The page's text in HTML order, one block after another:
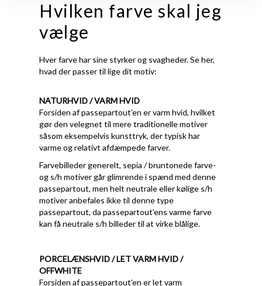
Hvilken farve skal jeg
vælge
Hver farve har sine styrker og svagheder. Se her,
hvad der passer til lige dit motiv:
NATURHVID / VARM HVID
Forsiden af passepartout'en er varm hvid, hvilket
gør den velegnet til mere traditionelle motiver
såsom eksempelvis kunsttryk, der typisk har
varme og relativt afdæmpede farver.
Farvebilleder generelt, sepia / bruntonede farve-
og s/h motiver går glimrende i spænd med denne
passepartout, men helt neutrale eller kølige s/h
motiver anbefales ikke til denne type
passepartout, da passepartout'ens varme farve
kan få neutrale s/h billeder til at virke blålige.
PORCELÆNSHVID / LET VARM HVID /
OFFWHITE
Forsiden af passepartout'en er let varm